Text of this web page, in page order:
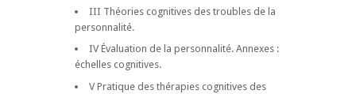
III Théories cognitives des troubles de la
personnalité.
IV Évaluation de la personnalité. Annexes :
échelles cognitives.
V Pratique des thérapies cognitives des